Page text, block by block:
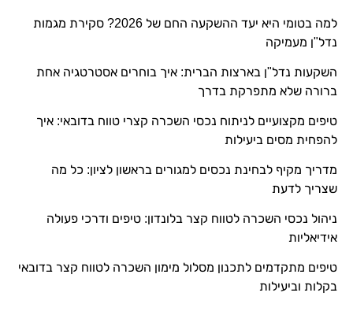
למה בטומי היא יעד ההשקעה החם של 2026? סקירת מגמות
נדל"ן מעמיקה
השקעות נדל"ן בארצות הברית: איך בוחרים אסטרטגיה אחת
ברורה שלא מתפרקת בדרך
טיפים מקצועיים לניתוח נכסי השכרה קצרי טווח בדובאי: איך
להפחית מסים ביעילות
מדריך מקיף לבחינת נכסים למגורים בראשון לציון: כל מה
שצריך לדעת
ניהול נכסי השכרה לטווח קצר בלונדון: טיפים ודרכי פעולה
אידיאליות
טיפים מתקדמים לתכנון מסלול מימון השכרה לטווח קצר בדובאי
בקלות וביעילות